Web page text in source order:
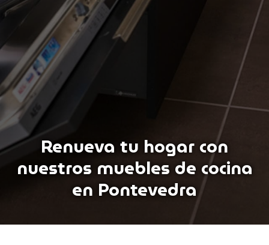
Renueva tu hogar con
nuestros muebles de cocina
en Pontevedra